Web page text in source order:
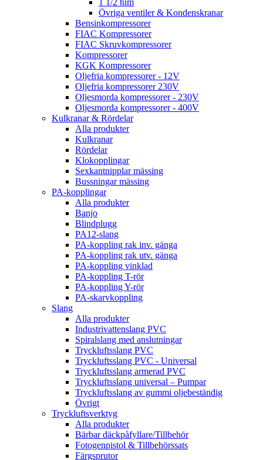
1 1/2 tum
Övriga ventiler & Kondenskranar
Bensinkompressorer
FIAC Kompressorer
FIAC Skruvkompressorer
Kompressorer
KGK Kompressorer
Oljefria kompressorer - 12V
Oljefria kompressorer 230V
Oljesmorda kompressorer - 230V
Oljesmorda kompressorer - 400V
Kulkranar & Rördelar
Alla produkter
Kulkranar
Rördelar
Klokopplingar
Sexkantnipplar mässing
Bussningar mässing
PA-kopplingar
Alla produkter
Banjo
Blindplugg
PA12-slang
PA-koppling rak inv. gänga
PA-koppling rak utv. gänga
PA-koppling vinklad
PA-koppling T-rör
PA-koppling Y-rör
PA-skarvkoppling
Slang
Alla produkter
Industrivattenslang PVC
Spiralslang med anslutningar
Tryckluftsslang PVC
Tryckluftsslang PVC - Universal
Tryckluftsslang armerad PVC
Tryckluftsslang universal – Pumpar
Tryckluftsslang av gummi oljebeständig
Övrigt
Tryckluftsverktyg
Alla produkter
Bärbar däckpåfyllare/Tillbehör
Fotogenpistol & Tillbehörssats
Färgsprutor